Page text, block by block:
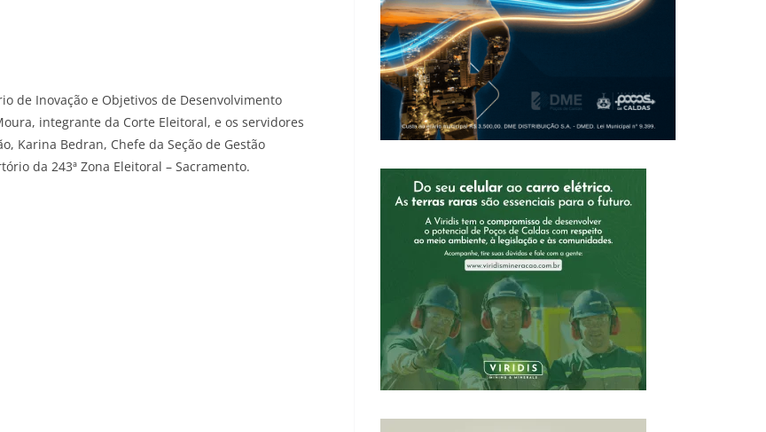
de Inovação e Objetivos de Desenvolvimento
integrante da Corte Eleitoral, e os servidores
Karina Bedran, Chefe da Seção de Gestão
da 243ª Zona Eleitoral – Sacramento.